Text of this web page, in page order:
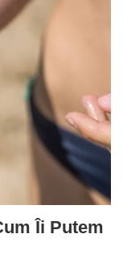
Îi Putem